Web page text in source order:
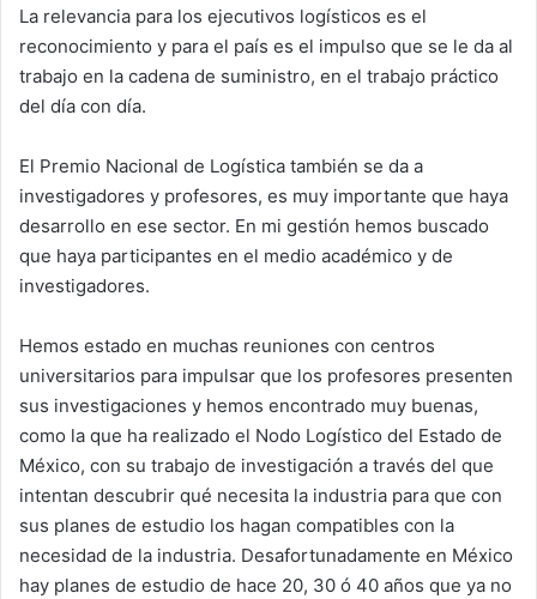
La relevancia para los ejecutivos logísticos es el
reconocimiento y para el país es el impulso que se le da al
trabajo en la cadena de suministro, en el trabajo práctico
del día con día.
El Premio Nacional de Logística también se da a
investigadores y profesores, es muy importante que haya
desarrollo en ese sector. En mi gestión hemos buscado
que haya participantes en el medio académico y de
investigadores.
Hemos estado en muchas reuniones con centros
universitarios para impulsar que los profesores presenten
sus investigaciones y hemos encontrado muy buenas,
como la que ha realizado el Nodo Logístico del Estado de
México, con su trabajo de investigación a través del que
intentan descubrir qué necesita la industria para que con
sus planes de estudio los hagan compatibles con la
necesidad de la industria. Desafortunadamente en México
hay planes de estudio de hace 20, 30 ó 40 años que ya no